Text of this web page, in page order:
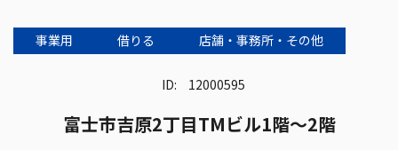
事業用 借りる 店舗・事務所・その他
ID: 12000595
富士市吉原2丁目TMビル1階～2階